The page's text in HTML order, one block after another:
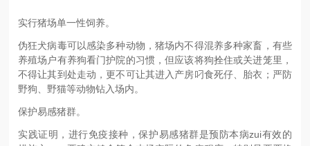
实行猪场单一性饲养。
伪狂犬病毒可以感染多种动物，猪场内不得混养多种家畜，有些
养殖场户有养狗看门护院的习惯，但应该将狗拴住或关进笼里，
不得让其到处走动，更不可让其进入产房叼食死仔、胎衣；严防
野狗、野猫等动物钻入场内。
保护易感猪群。
实践证明，进行免疫接种，保护易感猪群是预防本病zui有效的